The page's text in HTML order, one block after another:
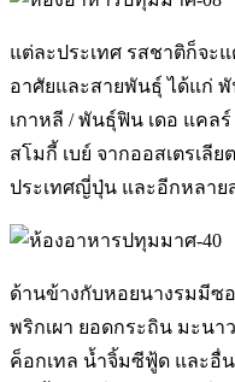
แต่ละประเทศ รสชาติก็จะ
อาศัยและสายพันธุ์ ได้แก่
เกาหลี / พันธุ์ฟิน เดอ แคล
สโมกี้ เบย์ จากออสเตรเลี
ประเทศญี่ปุ่น และอีกหลาย
ด้านข้างกับหอยนางรมมีซ
พริกเผา ยอดกระถิน มะน
ค็อกเทล น้ำจิ้มซีฟู้ด และอื่น